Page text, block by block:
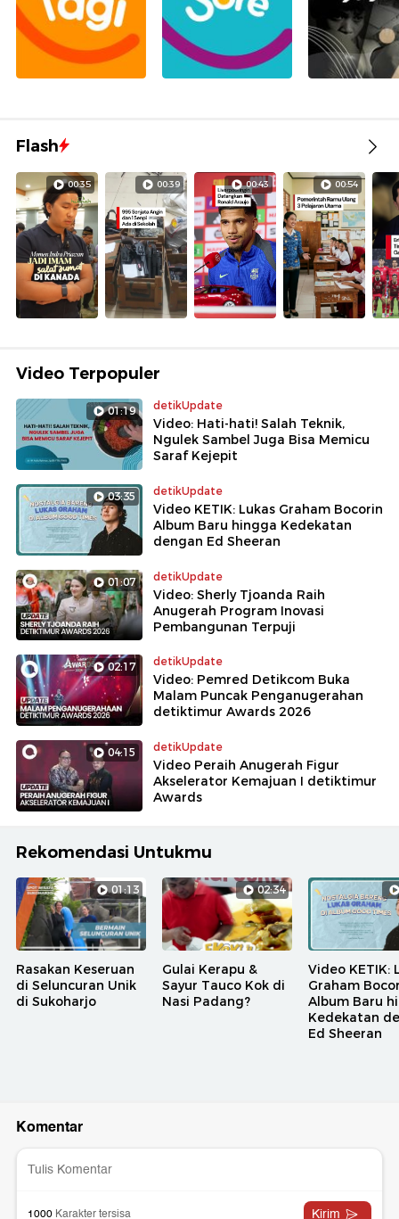
Flash
00:35 00:39 00:43 00:54
Video Terpopuler
01:19 detikUpdate
Video: Hati-hati! Salah Teknik,
Ngulek Sambel Juga Bisa Memicu
Saraf Kejepit
03:35 detikUpdate
Video KETIK: Lukas Graham Bocorin
Album Baru hingga Kedekatan
dengan Ed Sheeran
01:07 detikUpdate
Video: Sherly Tjoanda Raih
Anugerah Program Inovasi
Pembangunan Terpuji
02:17 detikUpdate
Video: Pemred Detikcom Buka
Malam Puncak Penganugerahan
detiktimur Awards 2026
04:15 detikUpdate
Video Peraih Anugerah Figur
Akselerator Kemajuan I detiktimur
Awards
Rekomendasi Untukmu
01:13
Rasakan Keseruan
di Seluncuran Unik
di Sukoharjo
02:34
Gulai Kerapu &
Sayur Tauco Kok di
Nasi Padang?
Video KETIK:
Graham
Album Baru
Kedekatan
Ed Sheeran